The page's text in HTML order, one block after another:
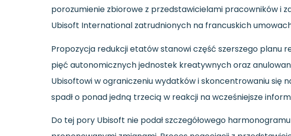
porozumienie zbiorowe z przedstawicielami pracowników i
Ubisoft International zatrudnionych na francuskich umowach
Propozycja redukcji etatów stanowi część szerszego planu
pięć autonomicznych jednostek kreatywnych oraz
Ubisoftowi w ograniczeniu wydatków i skoncentrowaniu się
spadł o ponad jedną trzecią w reakcji na wcześniejsze
Do tej pory Ubisoft nie podał szczegółowego